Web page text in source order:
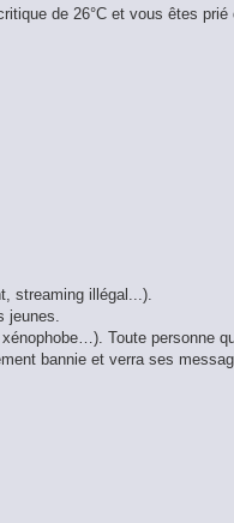
de 26°C et vous êtes prié
streaming illégal...).
jeunes.
Toute personne
bannie et verra ses